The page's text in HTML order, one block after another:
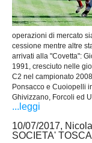
operazioni di mercato
cessione mentre altre
arrivati alla "Covetta":
1991, cresciuto nelle
C2 nel campionato
Ponsacco e Cuoiopelli
Ghivizzano, Forcoli ed
...leggi
10/07/2017,
SOCIETA'